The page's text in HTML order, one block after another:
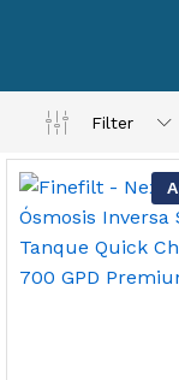
Filter
– Máxima
3,900.00
al carrito